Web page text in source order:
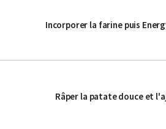
Incorporer la farine puis
Râper la patate douce et